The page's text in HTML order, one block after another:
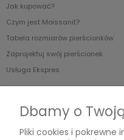
Jak kupować?
Czym jest Moissanit?
Tabela rozmiarów pierścionków
Zaprojektuj swój pierścionek
Usługa Ekspres
Dbamy o
Pliki cookies i